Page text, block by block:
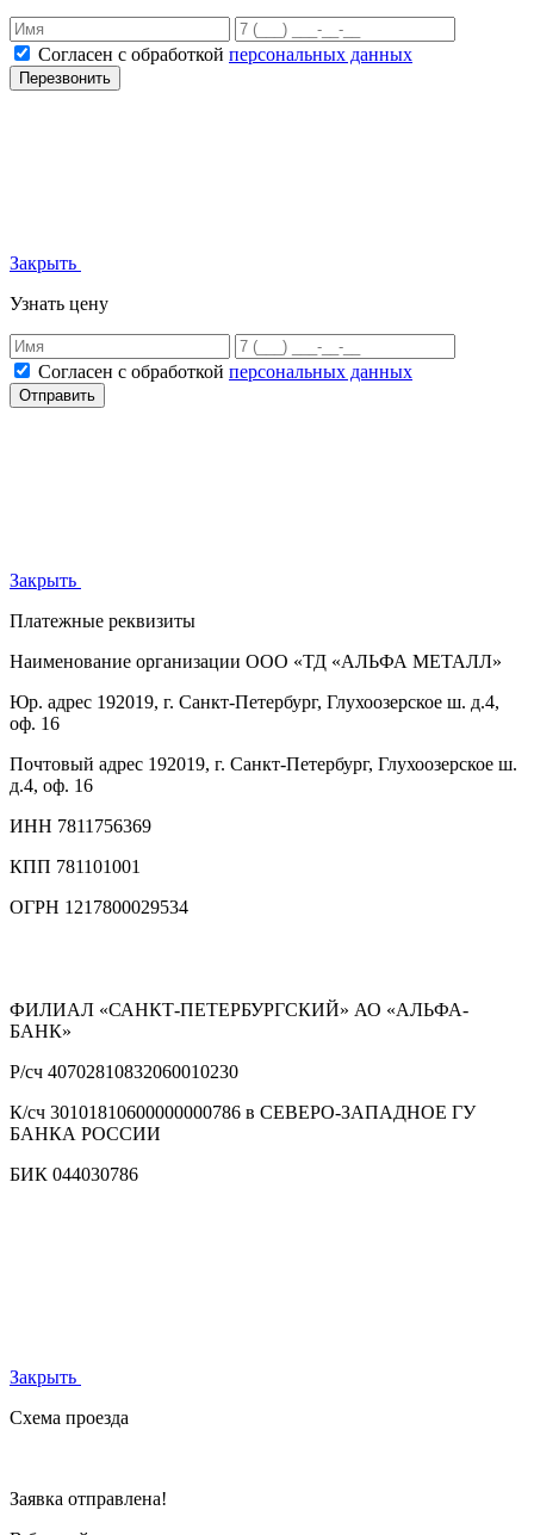
Согласен с обработкой персональных данных
Перезвонить
Закрыть
Узнать цену
Согласен с обработкой персональных данных
Отправить
Закрыть
Платежные реквизиты
Наименование организации ООО «ТД «АЛЬФА МЕТАЛЛ»
Юр. адрес 192019, г. Санкт-Петербург, Глухоозерское ш. д.4,
оф. 16
Почтовый адрес 192019, г. Санкт-Петербург, Глухоозерское ш.
д.4, оф. 16
ИНН 7811756369
КПП 781101001
ОГРН 1217800029534
ФИЛИАЛ «САНКТ-ПЕТЕРБУРГСКИЙ» АО «АЛЬФА-
БАНК»
Р/сч 40702810832060010230
К/сч 30101810600000000786 в СЕВЕРО-ЗАПАДНОЕ ГУ
БАНКА РОССИИ
БИК 044030786
Закрыть
Схема проезда
Заявка отправлена!